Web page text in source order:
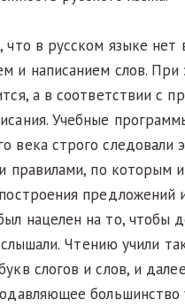
в русском языке нет
и написанием слов. При
а в соответствии с
Учебные
века строго следовали
правилами, по которым
предложений
нацелен на то, чтобы
Чтению учили
слогов и слов, и